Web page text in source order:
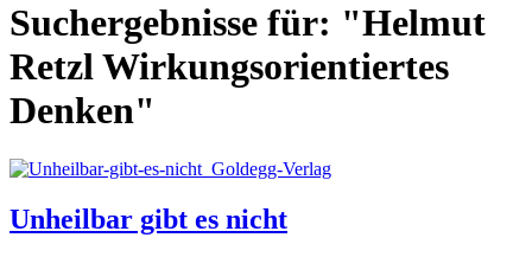
Suchergebnisse für: "Helmut
Retzl Wirkungsorientiertes
Denken"
Unheilbar gibt es nicht